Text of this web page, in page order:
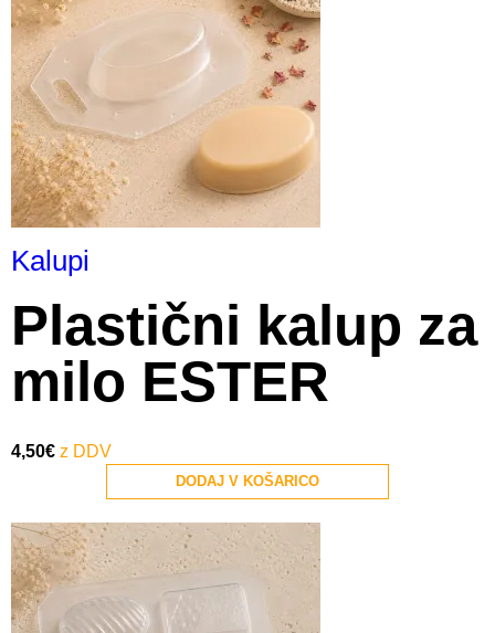
Kalupi
Plastični kalup za
milo ESTER
4,50€
DODAJ V KOŠARICO